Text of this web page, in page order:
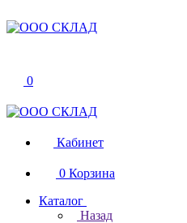
0
Кабинет
0 Корзина
Каталог
Назад